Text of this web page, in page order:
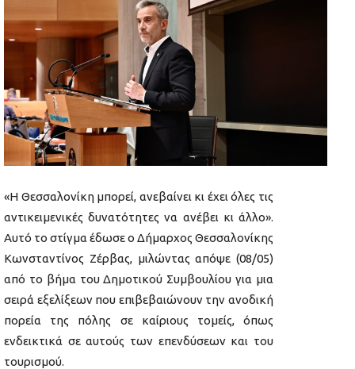
«Η Θεσσαλονίκη μπορεί, ανεβαίνει κι έχει όλες τις
αντικειμενικές δυνατότητες να ανέβει κι άλλο».
Αυτό το στίγμα έδωσε ο Δήμαρχος Θεσσαλονίκης
Κωνσταντίνος Ζέρβας, μιλώντας απόψε (08/05)
από το βήμα του Δημοτικού Συμβουλίου για μια
σειρά εξελίξεων που επιβεβαιώνουν την ανοδική
πορεία της πόλης σε καίριους τομείς, όπως
ενδεικτικά σε αυτούς των επενδύσεων και του
τουρισμού.